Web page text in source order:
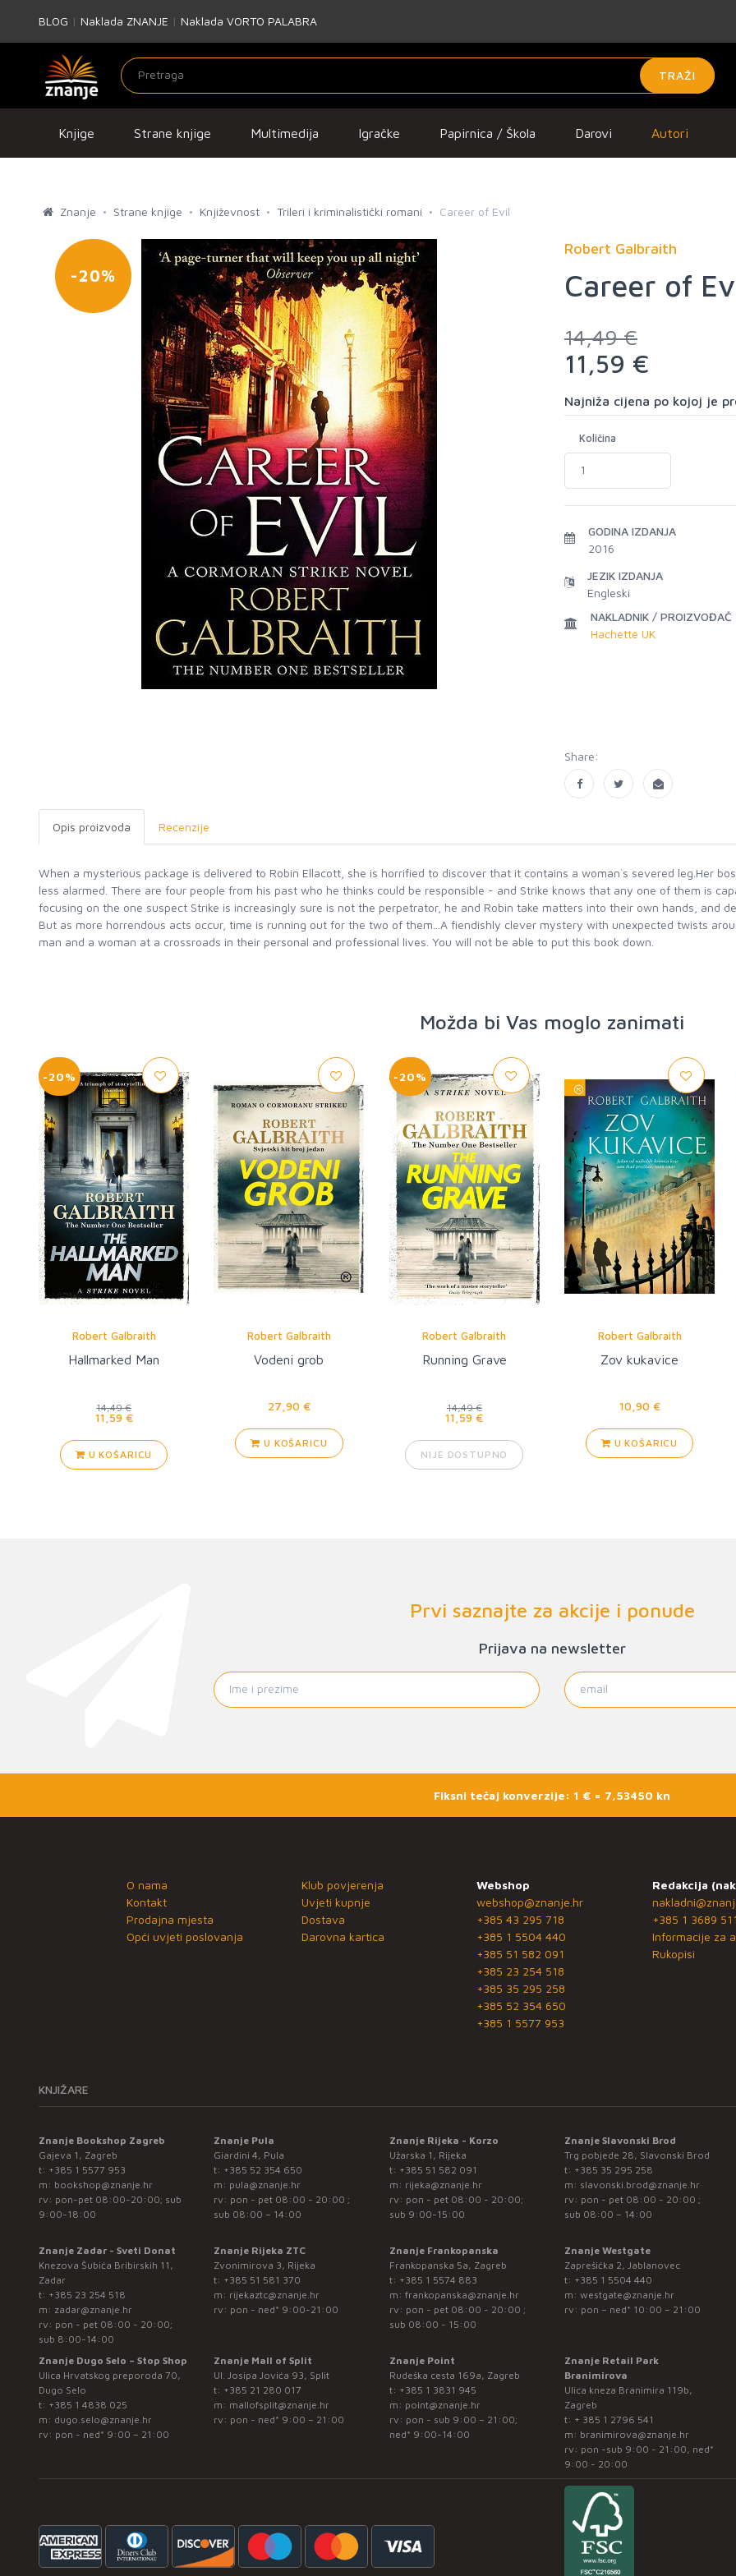
BLOG | Naklada ZNANJE | Naklada VORTO PALABRA
TRAŽI
Knjige Strane knjige Multimedija Igračke Papirnica / Škola Darovi Autori
Znanje Strane knjige Književnost Trileri i kriminalistički romani Career of Evil
-20%
Robert Galbraith
Career of
14,49 €
11,59 €
Najniža cijena po kojoj je
Količina
GODINA IZDANJA
2016
JEZIK IZDANJA
Engleski
NAKLADNIK / PROIZVOĐAČ
Hachette UK
Share:
Opis proizvoda Recenzije
When a mysterious package is delivered to Robin Ellacott, she is horrified to discover that it contains a woman`s severed leg.Her
less alarmed. There are four people from his past who he thinks could be responsible - and Strike knows that any one of them is
focusing on the one suspect Strike is increasingly sure is not the perpetrator, he and Robin take matters into their own hands, and
But as more horrendous acts occur, time is running out for the two of them...A fiendishly clever mystery with unexpected twists
man and a woman at a crossroads in their personal and professional lives. You will not be able to put this book down.
Možda bi Vas moglo zanimati
-20%
Robert Galbraith
Hallmarked Man
14,49 €
11,59 €
U KOŠARICU
Robert Galbraith
Vodeni grob
27,90 €
U KOŠARICU
-20%
Robert Galbraith
Running Grave
14,49 €
11,59 €
NIJE DOSTUPNO
Robert Galbraith
Zov kukavice
10,90 €
U KOŠARICU
Prvi saznajte za akcije i ponude
Prijava na newsletter
Fiksni tečaj konverzije: 1 € = 7,53450 kn
O nama
Kontakt
Prodajna mjesta
Opći uvjeti poslovanja
Klub povjerenja
Uvjeti kupnje
Dostava
Darovna kartica
Webshop
webshop@znanje.hr
+385 43 295 718
+385 1 5504 440
+385 51 582 091
+385 23 254 518
+385 35 295 258
+385 52 354 650
+385 1 5577 953
Redakcija
+385 1 3689 511
Informacije za
Rukopisi
KNJIŽARE
Znanje Bookshop Zagreb
Gajeva 1, Zagreb
t: +385 1 5577 953
m: bookshop@znanje.hr
rv: pon-pet 08:00-20:00; sub
9:00-18:00
Znanje Pula
Giardini 4, Pula
t: +385 52 354 650
m: pula@znanje.hr
rv: pon - pet 08:00 - 20:00 ;
sub 08:00 – 14:00
Znanje Rijeka - Korzo
Užarska 1, Rijeka
t: +385 51 582 091
m: rijeka@znanje.hr
rv: pon - pet 08:00 - 20:00;
sub 9:00-15:00
Znanje Slavonski Brod
Trg pobjede 28, Slavonski Brod
t: +385 35 295 258
m: slavonski.brod@znanje.hr
rv: pon - pet 08:00 - 20:00 ;
sub 08:00 – 14:00
Znanje Zadar - Sveti Donat
Knezova Šubića Bribirskih 11,
Zadar
t: +385 23 254 518
m: zadar@znanje.hr
rv: pon - pet 08:00 - 20:00;
sub 8:00-14:00
Znanje Rijeka ZTC
Zvonimirova 3, Rijeka
t: +385 51 581 370
m: rijekaztc@znanje.hr
rv: pon - ned* 9:00-21:00
Znanje Frankopanska
Frankopanska 5a, Zagreb
t: +385 1 5574 883
m: frankopanska@znanje.hr
rv: pon - pet 08:00 - 20:00 ;
sub 08:00 - 15:00
Znanje Westgate
Zaprešićka 2, Jablanovec
t: +385 1 5504 440
m: westgate@znanje.hr
rv: pon – ned* 10:00 – 21:00
Znanje Dugo Selo – Stop Shop
Ulica Hrvatskog preporoda 70,
Dugo Selo
t: +385 1 4838 025
m: dugo.selo@znanje.hr
rv: pon - ned* 9:00 – 21:00
Znanje Mall of Split
Ul. Josipa Jovića 93, Split
t: +385 21 280 017
m: mallofsplit@znanje.hr
rv: pon - ned* 9:00 – 21:00
Znanje Point
Rudeška cesta 169a, Zagreb
t: +385 1 3831 945
m: point@znanje.hr
rv: pon - sub 9:00 – 21:00;
ned* 9:00-14:00
Znanje Retail Park
Branimirova
Ulica kneza Branimira 119b,
Zagreb
t: + 385 1 2796 541
m: branimirova@znanje.hr
rv: pon -sub 9:00 - 21:00, ned*
9:00 - 20:00